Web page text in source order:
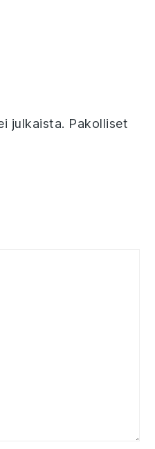
julkaista. Pakolliset